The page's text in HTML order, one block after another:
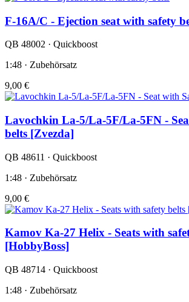
F-16A/C - Ejection seat with safety
QB 48002 · Quickboost
1:48 · Zubehörsatz
9,00 €
Lavochkin La-5/La-5F/La-5FN -
belts [Zvezda]
QB 48611 · Quickboost
1:48 · Zubehörsatz
9,00 €
Kamov Ka-27 Helix - Seats with
[HobbyBoss]
QB 48714 · Quickboost
1:48 · Zubehörsatz